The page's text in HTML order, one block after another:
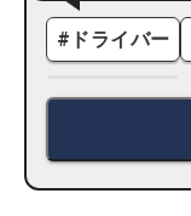
# ドライバー